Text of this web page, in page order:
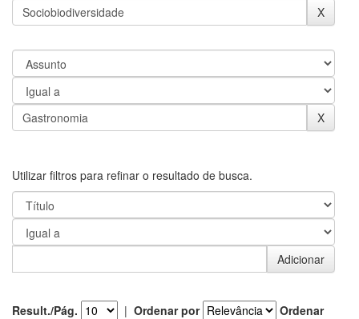
Utilizar filtros para refinar o resultado de busca.
Result./Pág. | Ordenar por
Ordenar